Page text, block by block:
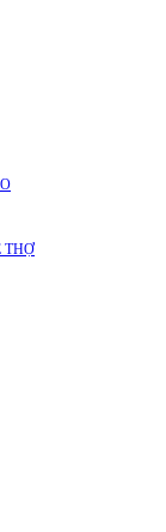
THỢ